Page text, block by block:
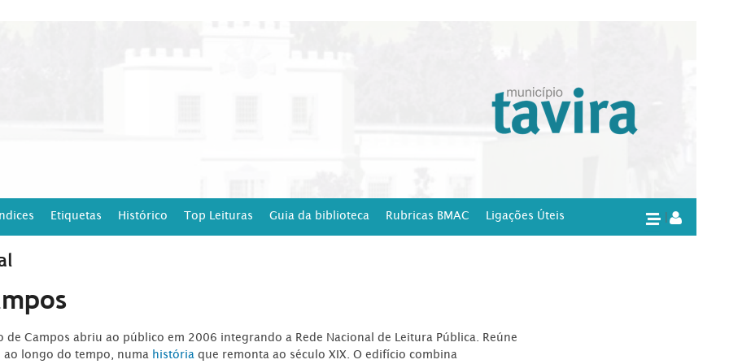
Etiquetas Histórico Top Leituras Guia da biblioteca Rubricas BMAC Ligações Úteis
de Campos abriu ao público em 2006 integrando a Rede Nacional de Leitura Pública. Reúne
ao longo do tempo, numa história que remonta ao século XIX. O edifício combina